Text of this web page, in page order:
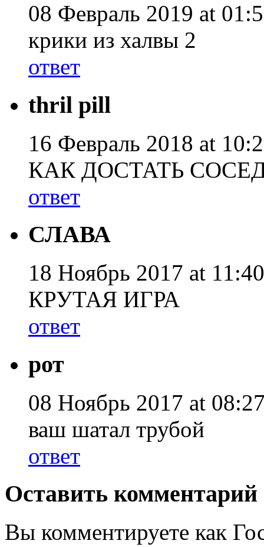
08 Февраль 2019 at
крики из халвы 2
ответ
thril pill
16 Февраль 2018 at
КАК ДОСТАТЬ
ответ
СЛАВА
18 Ноябрь 2017 at
КРУТАЯ ИГРА
ответ
рот
08 Ноябрь 2017 at
ваш шатал трубой
ответ
Оставить комментарий
Вы комментируете как